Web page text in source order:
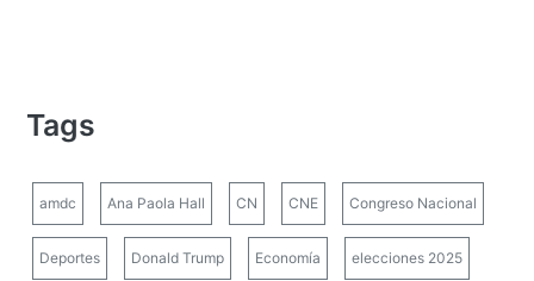
Tags
amdc Ana Paola Hall CN CNE Congreso Nacional
Deportes Donald Trump Economía elecciones 2025